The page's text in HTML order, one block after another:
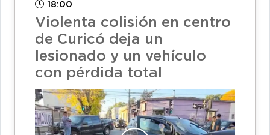
18:00
Violenta colisión en centro
de Curicó deja un
lesionado y un vehículo
con pérdida total